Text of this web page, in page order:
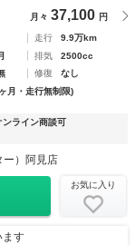
月々 37,100 円
走行
9.9万km
排気
2500cc
修復
なし
月・走行無制限)
ンライン商談可
ー）阿見店
お気に入り
ます